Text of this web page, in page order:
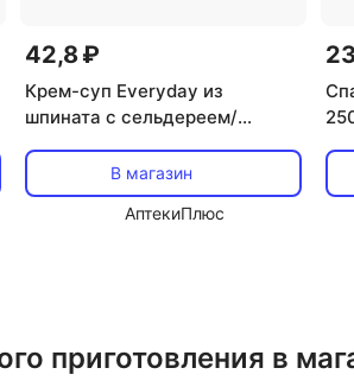
42,8 ₽
Крем-суп Everyday из
шпината с сельдереем/
В магазин
АптекиПлюс
приготовления в